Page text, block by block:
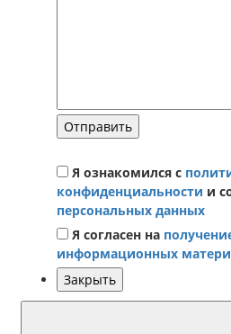
Отправить
Я ознакомился с
конфиденциальности и
персональных данных
Я согласен на
информационных
Закрыть